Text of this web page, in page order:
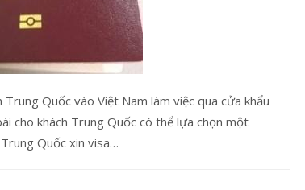
Quốc vào Việt Nam làm việc qua cửa khẩu
cho khách Trung Quốc có thể lựa chọn một
Quốc xin visa…